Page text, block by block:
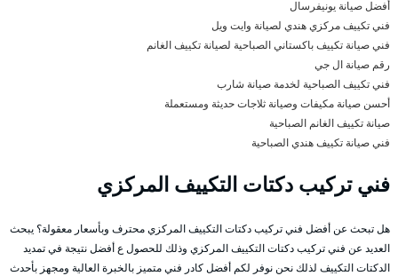
أفضل صيانة يونيفرسال
فني تكييف مركزي هندي لصيانة وايت ويل
فني صيانة تكييف باكستاني الصباحية لصيانة تكييف الغانم
رقم صيانة ال جي
فني تكييف الصباحية لخدمة صيانة شارب
أحسن صيانة مكيفات وصيانة ثلاجات حديثة ومستعملة
صيانة تكييف الغانم الصباحية
فني صيانة تكييف هندي الصباحية
فني تركيب دكتات التكييف المركزي
هل تبحث عن أفضل فني تركيب دكتات التكييف المركزي محترف وبأسعار معقولة؟ يبحث
العديد عن فني تركيب دكتات التكييف المركزي وذلك للحصول ع أفضل نتيجة في تمديد
الدكتات التكييف لذلك نحن نوفر لكم أفضل كادر فني متميز بالخبرة العالية ومجهز بأحدث